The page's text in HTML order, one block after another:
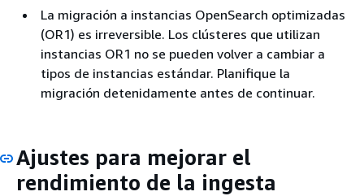
La migración a instancias OpenSearch optimizadas
(OR1) es irreversible. Los clústeres que utilizan
instancias OR1 no se pueden volver a cambiar a
tipos de instancias estándar. Planifique la
migración detenidamente antes de continuar.
Ajustes para mejorar el
rendimiento de la ingesta